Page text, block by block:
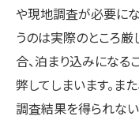
や現地調査が必要に
うのは実際のところ厳
合、泊まり込みになる
弊してしまいます。ま
調査結果を得られない